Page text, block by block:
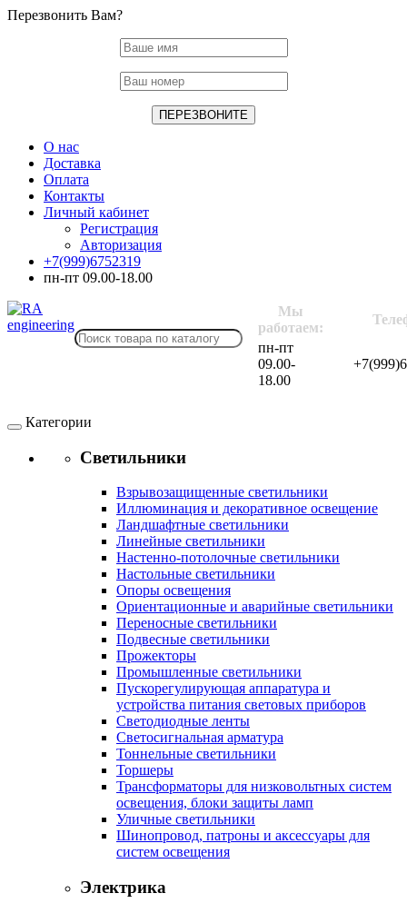
Перезвонить Вам?
О нас
Доставка
Оплата
Контакты
Личный кабинет
Регистрация
Авторизация
+7(999)6752319
пн-пт 09.00-18.00
Мы
работаем:
пн-пт
09.00-
18.00
Категории
Светильники
Взрывозащищенные светильники
Иллюминация и декоративное освещение
Ландшафтные светильники
Линейные светильники
Настенно-потолочные светильники
Настольные светильники
Опоры освещения
Ориентационные и аварийные светильники
Переносные светильники
Подвесные светильники
Прожекторы
Промышленные светильники
Пускорегулирующая аппаратура и
устройства питания световых приборов
Светодиодные ленты
Светосигнальная арматура
Тоннельные светильники
Торшеры
Трансформаторы для низковольтных систем
освещения, блоки защиты ламп
Уличные светильники
Шинопровод, патроны и аксессуары для
систем освещения
Электрика